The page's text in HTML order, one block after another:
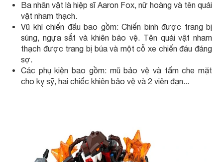
Ba nhân vật là hiệp sĩ Aaron Fox, nữ hoàng và tên quái
vật nham thạch.
Vũ khí chiến đấu bao gồm: Chiến binh được trang bị
súng, ngựa sắt và khiên bảo vệ. Tên quái vật nham
thạch được trang bị búa và một cỗ xe chiến đáu đáng
sợ.
Các phụ kiện bao gồm: mũ bảo vệ và tấm che mặt
cho kỵ sỹ, hai chiếc khiên bảo vệ và 2 viên đạn...